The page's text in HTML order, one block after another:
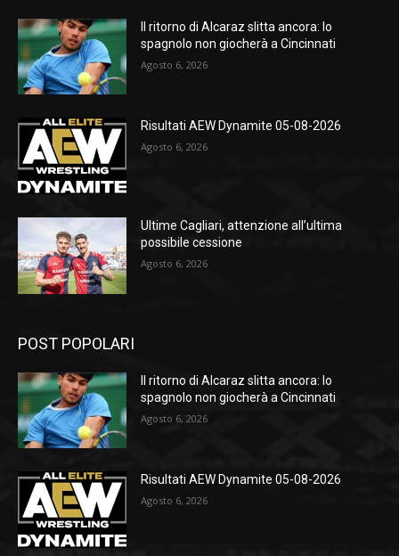
Il ritorno di Alcaraz slitta ancora: lo
spagnolo non giocherà a Cincinnati
Agosto 6, 2026
Risultati AEW Dynamite 05-08-2026
Agosto 6, 2026
Ultime Cagliari, attenzione all’ultima
possibile cessione
Agosto 6, 2026
POST POPOLARI
Il ritorno di Alcaraz slitta ancora: lo
spagnolo non giocherà a Cincinnati
Agosto 6, 2026
Risultati AEW Dynamite 05-08-2026
Agosto 6, 2026